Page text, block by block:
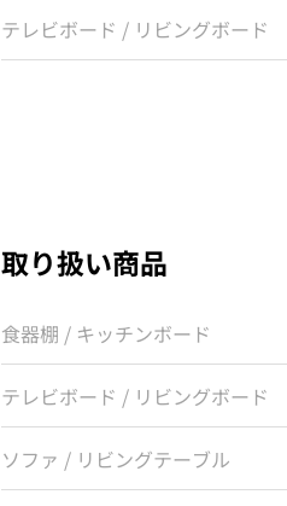
テレビボード / リビングボード
取り扱い商品
食器棚 / キッチンボード
テレビボード / リビングボード
ソファ / リビングテーブル